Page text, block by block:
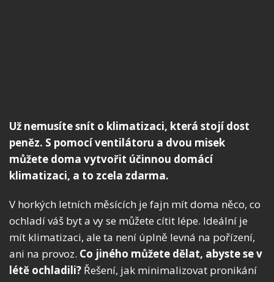
Už nemusíte snít o klimatizaci, která stojí dost
peněz. S pomocí ventilátoru a dvou misek
můžete doma vytvořit účinnou domácí
klimatizaci, a to zcela zdarma.
V horkých letních měsících je fajn mít doma něco, co
ochladí váš byt a vy se můžete cítit lépe. Ideální je
mít klimatizaci, ale ta není úplně levná na pořízení,
ani na provoz. Co jiného můžete dělat, abyste se v
létě ochladili? Řešení, jak minimalizovat pronikání